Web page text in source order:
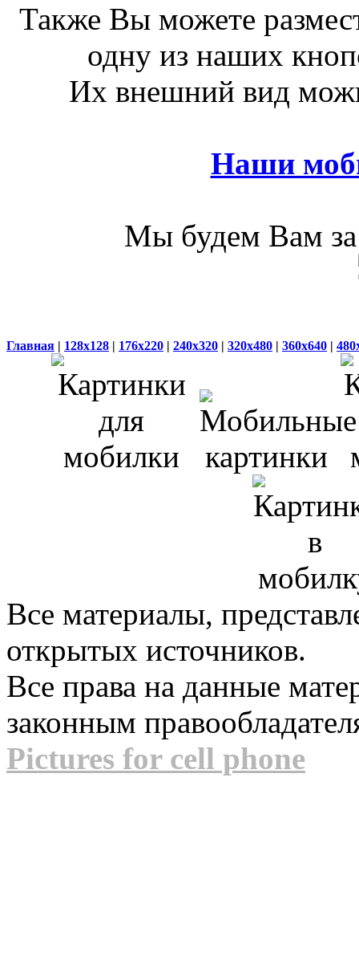
Также Вы можете
одну из наших
Их внешний вид
Наши
Мы будем Вам за
Главная | 128x128 | 176x220 | 240x320 | 320x480 | 360x640 |
Все материалы,
открытых источников.
Все права на данные
законным
Pictures for cell phone